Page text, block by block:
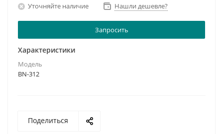
Уточняйте наличие Нашли дешевле?
Запросить
Характеристики
Модель
BN-312
Поделиться